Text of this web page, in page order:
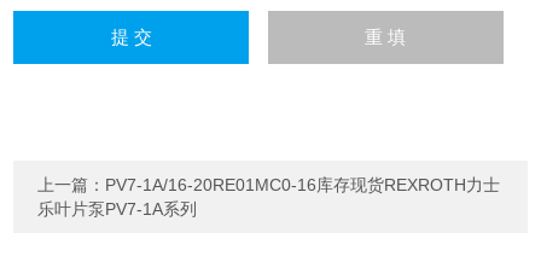
上一篇： PV7-1A/16-20RE01MC0-16库存现货REXROTH力士
乐叶片泵PV7-1A系列